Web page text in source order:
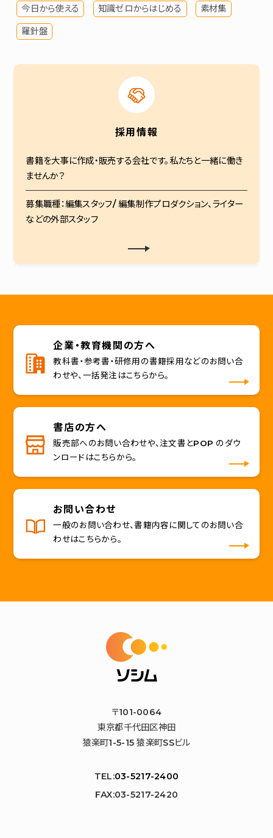
今日から使える 知識ゼロからはじめる 素材集
羅針盤
採用情報
書籍を大事に作成・販売する会社です。私たちと一緒に働き
ませんか？
募集職種：編集スタッフ/ 編集制作プロダクション、ライター
などの外部スタッフ
企業・教育機関の方へ
教科書・参考書・研修用の書籍採用などのお問い合
わせや、一括発注はこちらから。
書店の方へ
販売部へのお問い合わせや、注文書とPOP のダウ
ンロードはこちらから。
お問い合わせ
一般のお問い合わせ、書籍内容に関してのお問い合
わせはこちらから。
〒101-0064
東京都千代田区神田
猿楽町1-5-15 猿楽町SSビル
TEL:03-5217-2400
FAX:03-5217-2420